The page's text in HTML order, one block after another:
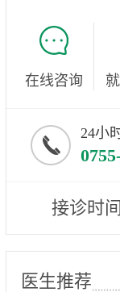
在线咨询
24小
接诊时
医生推荐